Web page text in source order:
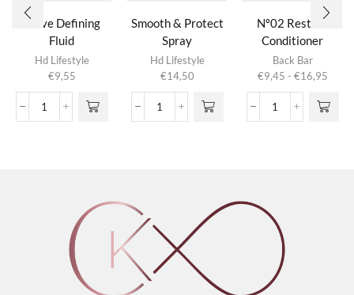
Wave Defining
Fluid
Hd Lifestyle
€9,55
Wave
Smooth & Protect
Spray
Hd Lifestyle
€14,50
Smooth
Nº02 Restore
Conditioner
Betacarotene
Back Bar
€9,45 - €16,95
tot
Nº02
heeft
meerdere
Deze optie